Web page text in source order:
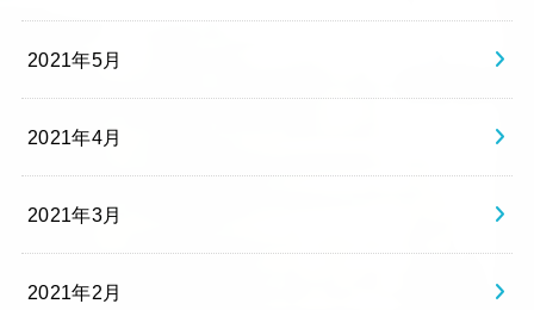
2021年5月
2021年4月
2021年3月
2021年2月